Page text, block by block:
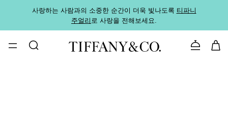
사랑하는 사람과의 소중한 순간이 더욱 빛나도록 티파니
주얼리로 사랑을 전해보세요.
문의하기